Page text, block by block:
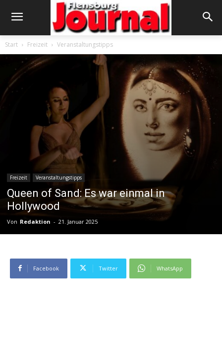
Start Freizeit Veranstaltungstipps
Freizeit Veranstaltungstipps
Queen of Sand: Es war einmal in
Hollywood
Von Redaktion - 21. Januar 2025
Facebook Twitter WhatsApp